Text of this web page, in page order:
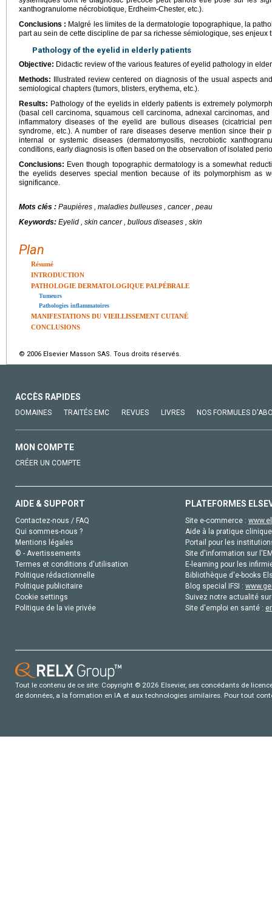
xanthogranulome nécrobiotique, Erdheim-Chester, etc.).
Conclusions : Malgré les limites de la dermatologie topographique, la
part au sein de cette discipline de par sa richesse sémiologique, ses enjeux
Pathology of the eyelid in elderly patients
Objective: Didactic review of the various features of eyelid pathology in
Methods: Illustrated review centered on diagnosis of the usual aspects
semiological chapters (tumors, blisters, erythema, etc.).
Results: Pathology of the eyelids in elderly patients is extremely
(basal cell carcinoma, squamous cell carcinoma, adnexal carcinomas,
inflammatory diseases of the eyelid are bullous diseases (cicatricial
syndrome, etc.). A number of rare diseases deserve mention since their
internal or systemic diseases (dermatomyositis, necrobiotic
conditions, early diagnosis is often based on the observation of isolated
Conclusions: Even though topographic dermatology is a somewhat
the eyelids deserves special mention because of its polymorphism as
significance.
Mots clés : Paupières , maladies bulleuses , cancer , peau
Keywords: Eyelid , skin cancer , bullous diseases , skin
Plan
Résumé
INTRODUCTION
PATHOLOGIE DERMATOLOGIQUE PALPÉBRALE
Tumeurs
Pathologies inflammatoires
MANIFESTATIONS DU VIEILLISSEMENT CUTANÉ
CONCLUSIONS
© 2006 Elsevier Masson SAS. Tous droits réservés.
ACCÈS RAPIDES
DOMAINES TRAITÉS EMC REVUES LIVRES NOS FORMULES
MON COMPTE
CRÉER UN COMPTE
AIDE & SUPPORT
Contactez-nous / FAQ
Qui sommes-nous ?
Mentions légales
© - Avertissements
Termes et conditions d'utilisation
Politique rédactionnelle
Politique publicitaire
Cookie settings
Politique de la vie privée
PLATEFORMES
Site e-commerce :
Aide à la pratique
Portail pour les
Site d'information sur
E-learning pour les
Bibliothèque d'e-books
Blog special IFSI :
Suivez notre actualité
Site d'emploi en santé :
Tout le contenu de ce site: Copyright © 2026 Elsevier, ses concédants de
de données, a la formation en IA et aux technologies similaires. Pour tout